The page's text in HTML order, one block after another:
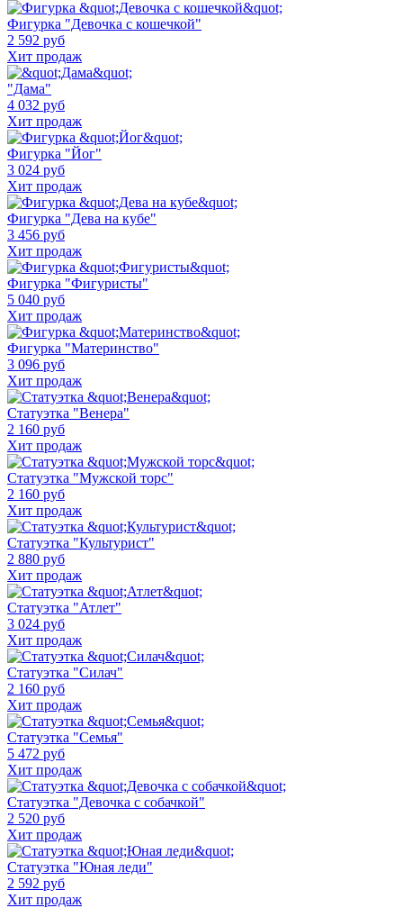
Фигурка "Девочка с кошечкой"
2 592 руб
Хит продаж
"Дама"
4 032 руб
Хит продаж
Фигурка "Йог"
3 024 руб
Хит продаж
Фигурка "Дева на кубе"
3 456 руб
Хит продаж
Фигурка "Фигуристы"
5 040 руб
Хит продаж
Фигурка "Материнство"
3 096 руб
Хит продаж
Статуэтка "Венера"
2 160 руб
Хит продаж
Статуэтка "Мужской торс"
2 160 руб
Хит продаж
Статуэтка "Культурист"
2 880 руб
Хит продаж
Статуэтка "Атлет"
3 024 руб
Хит продаж
Статуэтка "Силач"
2 160 руб
Хит продаж
Статуэтка "Семья"
5 472 руб
Хит продаж
Статуэтка "Девочка с собачкой"
2 520 руб
Хит продаж
Статуэтка "Юная леди"
2 592 руб
Хит продаж